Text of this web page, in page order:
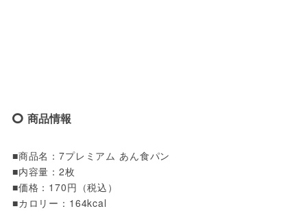
商品情報
■商品名：7プレミアム あん食パン
■内容量：2枚
■価格：170円（税込）
■カロリー：164kcal